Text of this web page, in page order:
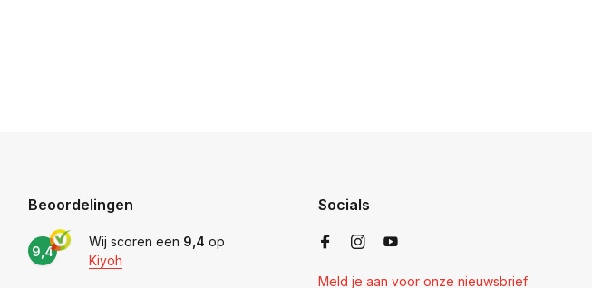
Beoordelingen
9,4
Wij scoren een 9,4 op
Kiyoh
Socials
Meld je aan voor onze nieuwsbrief